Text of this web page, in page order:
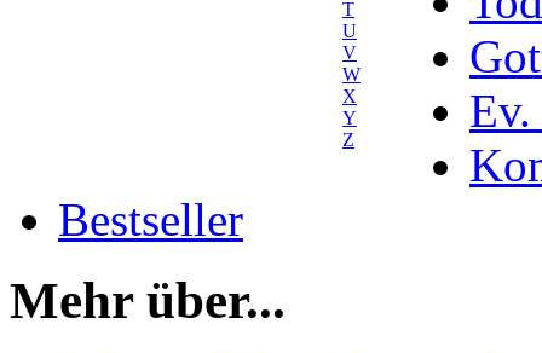
T
U
V
W
X
Y
Z
Ev.
Bestseller
Mehr über...